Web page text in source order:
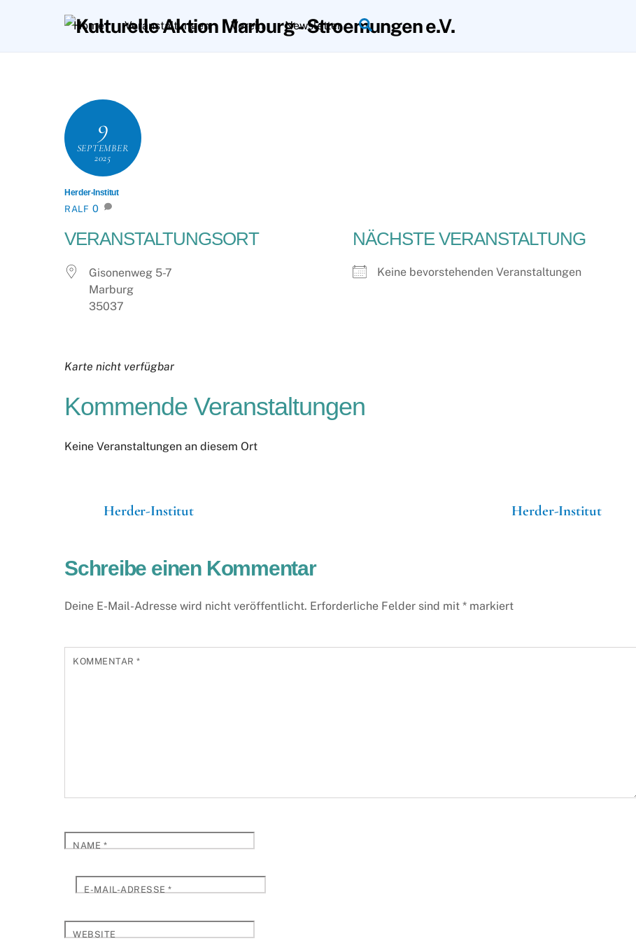
Search
Home Veranstaltungen Verein Newsletter
9
SEPTEMBER
2025
Herder-Institut
RALF 0
VERANSTALTUNGSORT
Gisonenweg 5-7
Marburg
35037
NÄCHSTE VERANSTALTUNG
Keine bevorstehenden Veranstaltungen
Karte nicht verfügbar
Kommende Veranstaltungen
Keine Veranstaltungen an diesem Ort
Herder-Institut Herder-Institut
Schreibe einen Kommentar
Deine E-Mail-Adresse wird nicht veröffentlicht. Erforderliche Felder sind mit * markiert
KOMMENTAR*
NAME *
E-MAIL-ADRESSE*
WEBSITE